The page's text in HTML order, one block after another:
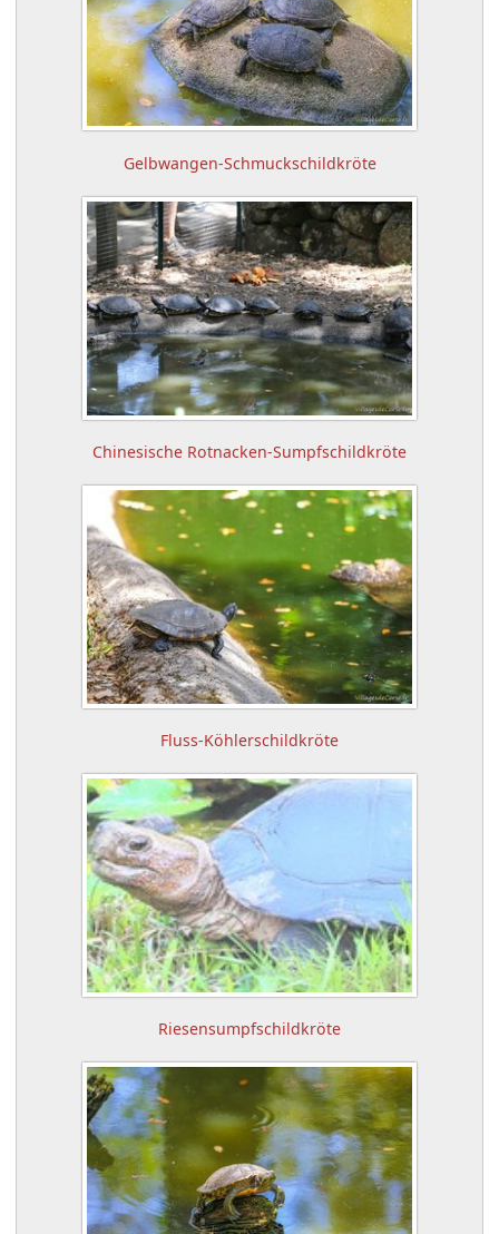
Gelbwangen-Schmuckschildkröte
Chinesische Rotnacken-Sumpfschildkröte
Fluss-Köhlerschildkröte
Riesensumpfschildkröte